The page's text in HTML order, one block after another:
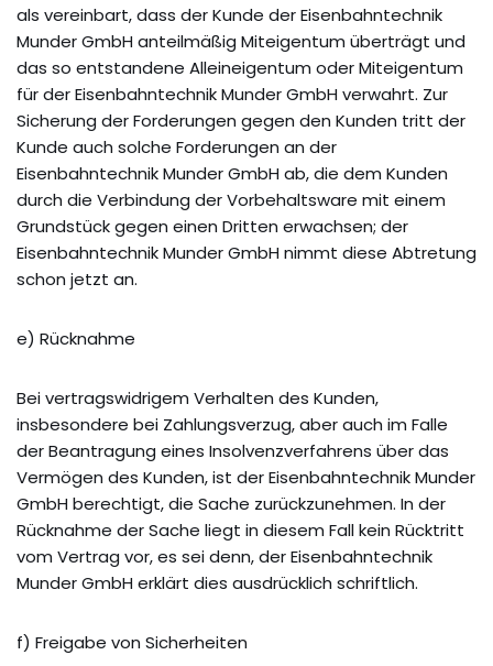
als vereinbart, dass der Kunde der Eisenbahntechnik
Munder GmbH anteilmäßig Miteigentum überträgt und
das so entstandene Alleineigentum oder Miteigentum
für der Eisenbahntechnik Munder GmbH verwahrt. Zur
Sicherung der Forderungen gegen den Kunden tritt der
Kunde auch solche Forderungen an der
Eisenbahntechnik Munder GmbH ab, die dem Kunden
durch die Verbindung der Vorbehaltsware mit einem
Grundstück gegen einen Dritten erwachsen; der
Eisenbahntechnik Munder GmbH nimmt diese Abtretung
schon jetzt an.
e) Rücknahme
Bei vertragswidrigem Verhalten des Kunden,
insbesondere bei Zahlungsverzug, aber auch im Falle
der Beantragung eines Insolvenzverfahrens über das
Vermögen des Kunden, ist der Eisenbahntechnik Munder
GmbH berechtigt, die Sache zurückzunehmen. In der
Rücknahme der Sache liegt in diesem Fall kein Rücktritt
vom Vertrag vor, es sei denn, der Eisenbahntechnik
Munder GmbH erklärt dies ausdrücklich schriftlich.
f) Freigabe von Sicherheiten